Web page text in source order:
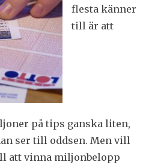
flesta känner
till är att
på tips ganska liten,
ser till oddsen. Men vill
att vinna miljonbelopp